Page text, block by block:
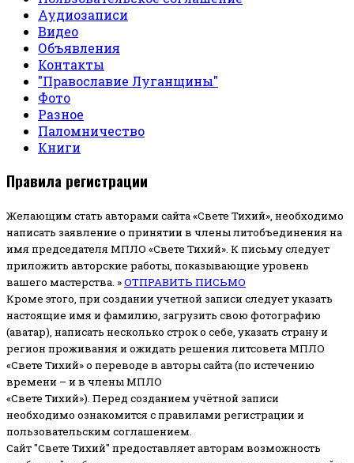
Аудиозаписи
Видео
Объявления
Контакты
"Православие Луганщины"
Фото
Разное
Паломничество
Книги
Правила регистрации
Желающим стать авторами сайта «Свете Тихий», необходимо
написать заявление о принятии в члены литобъединения на
имя председателя МПЛО «Свете Тихий». К письму следует
приложить авторские работы, показывающие уровень
вашего мастерства. »ОТПРАВИТЬ ПИСЬМО
Кроме этого, при создании учетной записи следует указать
настоящие имя и фамилию, загрузить свою фотографию
(аватар), написать несколько строк о себе, указать страну и
регион проживания и ожидать решения литсовета МПЛО
«Свете Тихий» о переводе в авторы сайта (по истечению
времени – и в члены МПЛО
«Свете Тихий»). Перед созданием учётной записи
необходимо ознакомится с правилами регистрации и
пользовательским соглашением.
Сайт "Свете Тихий" предоставляет авторам возможность